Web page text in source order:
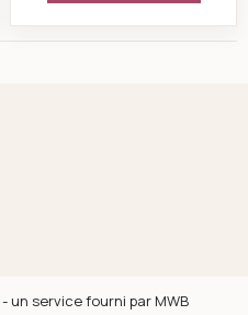
un service fourni par MWB